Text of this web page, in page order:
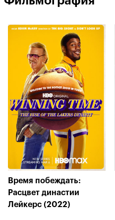
Время побеждать:
Расцвет династии
Лейкерс (2022)